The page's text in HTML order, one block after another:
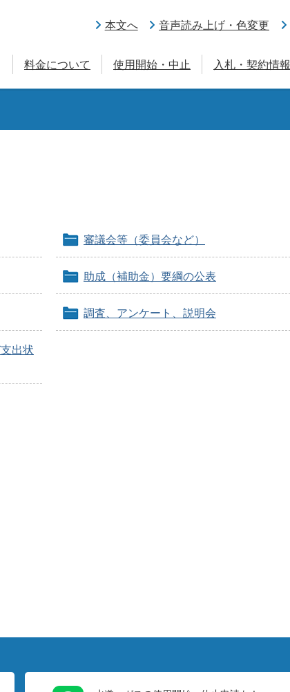
本文へ 音声読み上げ・色変更
料金について 使用開始・中止 入札・契約情報
審議会等（委員会など）
助成（補助金）要綱の公表
調査、アンケート、説明会
出状